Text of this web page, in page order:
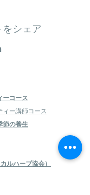
をシェア
ーコース
ィー講師コース
節の養生
ルハーブ協会）